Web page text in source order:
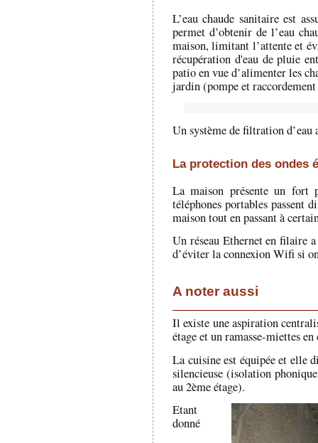
L’eau chaude sanitaire est
permet d’obtenir de l’eau
maison, limitant l’attente et
récupération d'eau de pluie
patio en vue d’alimenter les
jardin (pompe et
Un système de filtration d’eau
La protection des ondes
La maison présente un fort
téléphones portables passent
maison tout en passant à
Un réseau Ethernet en filaire
d’éviter la connexion Wifi si
A noter aussi
Il existe une aspiration
étage et un ramasse-miettes
La cuisine est équipée et elle
silencieuse (isolation
au 2ème étage).
Etant
donné